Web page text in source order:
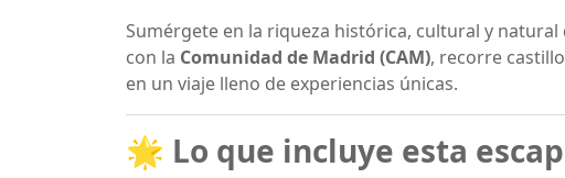
Sumérgete en la riqueza histórica, cultural y natural
con la Comunidad de Madrid (CAM), recorre
en un viaje lleno de experiencias únicas.
🌟 Lo que incluye esta